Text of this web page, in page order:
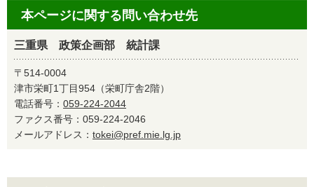
本ページに関する問い合わせ先
三重県 政策企画部 統計課
〒514-0004
津市栄町1丁目954（栄町庁舎2階）
電話番号： 059-224-2044
ファクス番号：059-224-2046
メールアドレス： tokei@pref.mie.lg.jp